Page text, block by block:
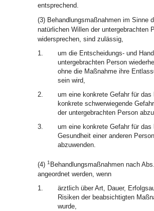
entsprechend.
(3) Behandlungsmaßnahmen im Sinne
natürlichen Willen der untergebrachten
widersprechen, sind zulässig,
1.
um die Entscheidungs- und
untergebrachten Person
ohne die Maßnahme ihre
sein wird,
2.
um eine konkrete Gefahr für das
konkrete schwerwiegende
der untergebrachten Person
3.
um eine konkrete Gefahr für das
Gesundheit einer anderen
abzuwenden.
(4) 1 Behandlungsmaßnahmen nach
angeordnet werden, wenn
1.
ärztlich über Art, Dauer,
Risiken der beabsichtigten
wurde,